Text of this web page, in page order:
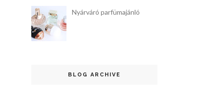
Nyárváró parfümajánló
BLOG ARCHIVE